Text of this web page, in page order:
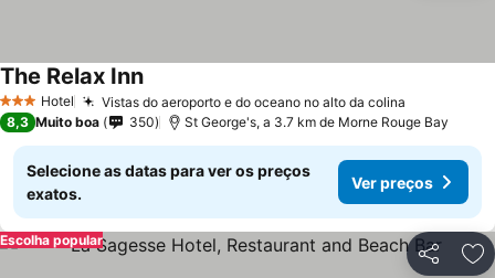
3 EstrelasHotel Vistas do aeroporto e do oceano no alto da colina
The Relax Inn
8,3 Muito boa 350 St George's, a 3.7 km de Morne Rouge Bay
Selecione as datas para ver os preços
exatos.
Ver preços
Partilhar
Escolha popular